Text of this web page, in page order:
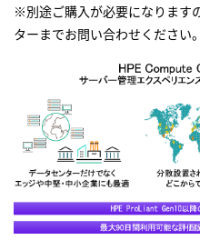
※別途ご購入が必要になります
ターまでお問い合わせください。